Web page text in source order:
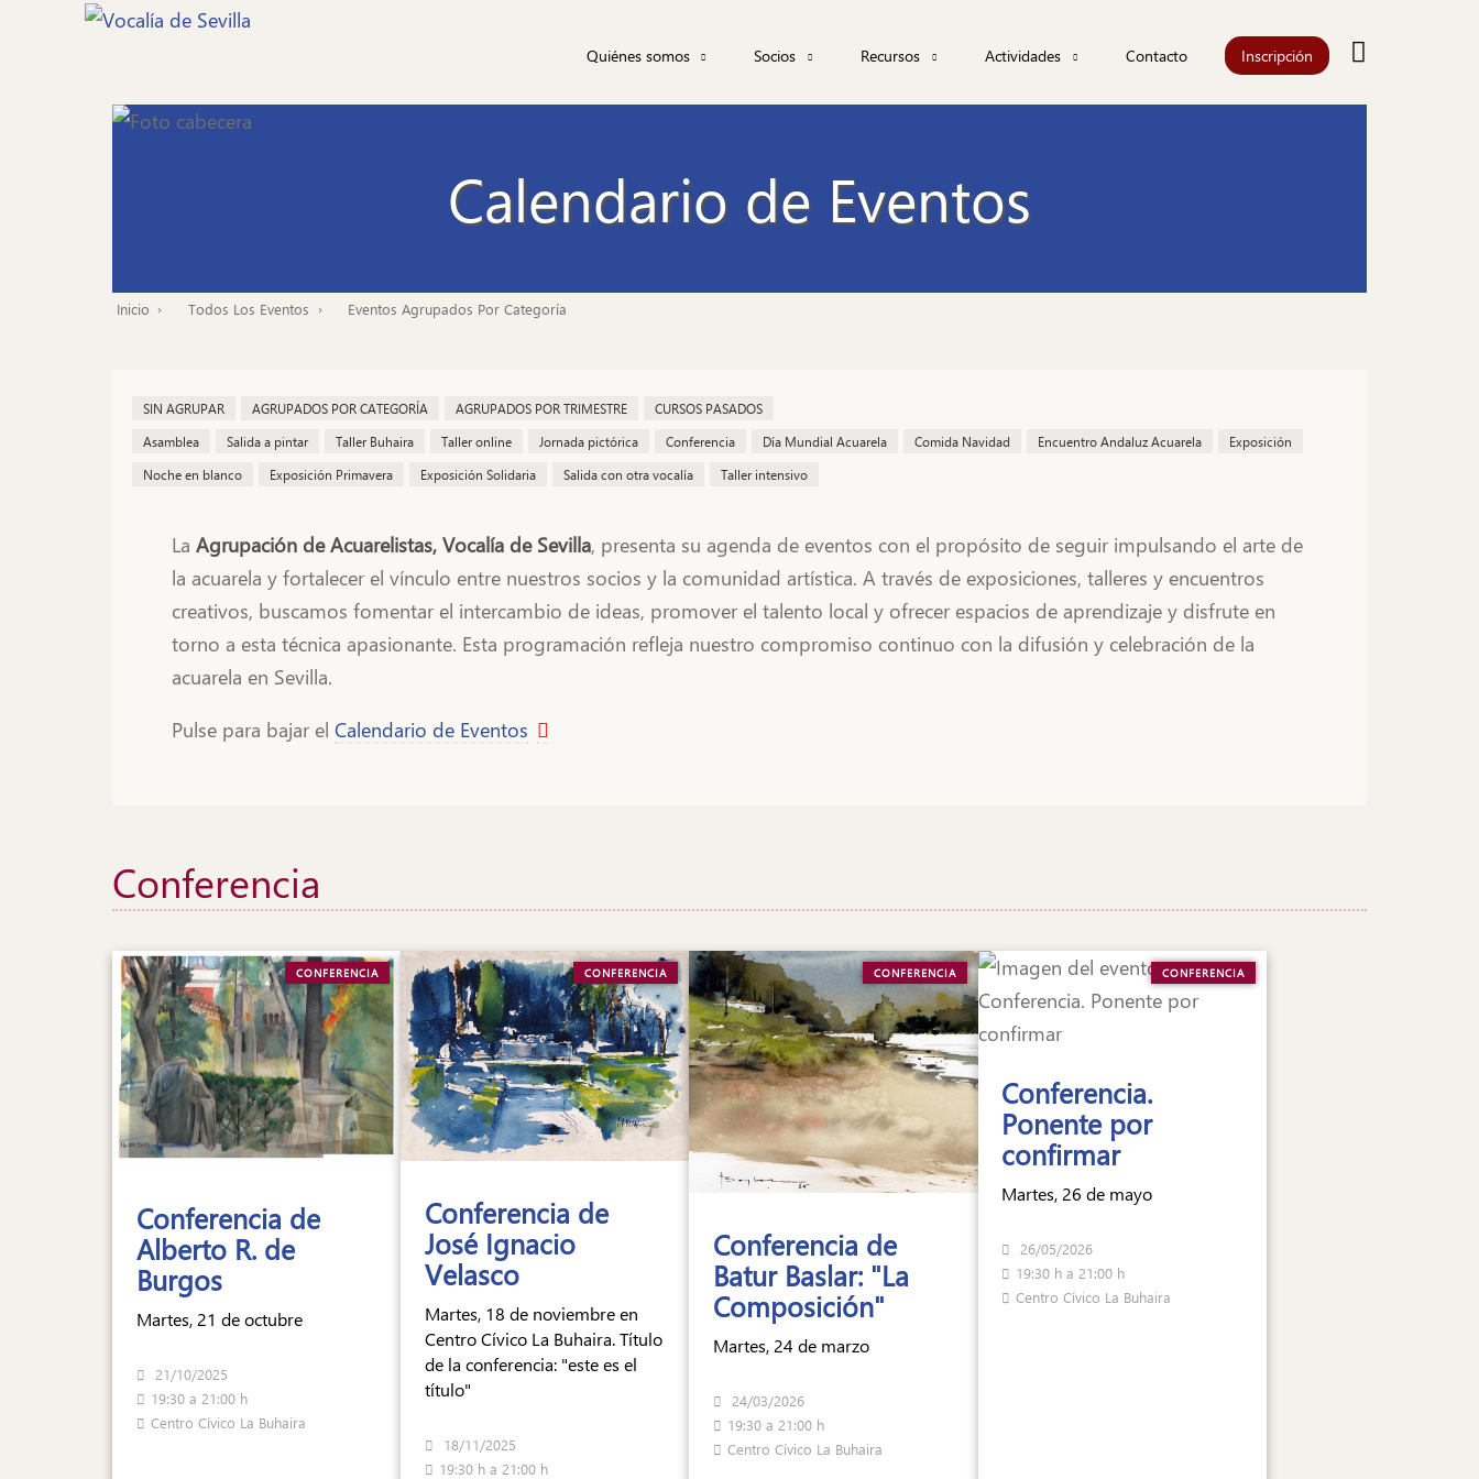
Navegación
principal
Quiénes somos
Socios
Recursos
Revista Acuarela Información
Actividades
Contacto Inscripción Buscar
Calendario de Eventos
Ruta
Inicio Todos Los Eventos Eventos Agrupados Por Categoría
SIN AGRUPAR AGRUPADOS POR CATEGORÍA AGRUPADOS POR TRIMESTRE
CURSOS PASADOS
Asamblea
Salida a pintar Taller Buhaira Taller online Jornada pictórica Conferencia Día Mundial Acuarela Comida Navidad Encuentro Andaluz Acuarela
Exposición
Noche en blanco
Exposición Primavera Exposición Solidaria Salida con otra vocalía Taller intensivo
La Agrupación de Acuarelistas, Vocalía de Sevilla, presenta su agenda de eventos con el propósito de seguir impulsando el arte de
la acuarela y fortalecer el vínculo entre nuestros socios y la comunidad artística. A través de exposiciones, talleres y encuentros
creativos, buscamos fomentar el intercambio de ideas, promover el talento local y ofrecer espacios de aprendizaje y disfrute en
torno a esta técnica apasionante. Esta programación refleja nuestro compromiso continuo con la difusión y celebración de la
acuarela en Sevilla.
Pulse para bajar el Calendario de Eventos
Conferencia
CONFERENCIA
Conferencia de
Alberto R. de
Burgos
Martes, 21 de octubre
21/10/2025
19:30 a 21:00 h
Centro Cívico La Buhaira
CONFERENCIA
Conferencia de
José Ignacio
Velasco
Martes, 18 de noviembre en
Centro Cívico La Buhaira. Título
de la conferencia: "este es el
título"
18/11/2025
19:30 h a 21:00 h
CONFERENCIA
Conferencia de
Batur Baslar: "La
Composición"
Martes, 24 de marzo
24/03/2026
19:30 a 21:00 h
Centro Cívico La Buhaira
CONFERENCIA
Conferencia.
Ponente por
confirmar
Martes, 26 de mayo
26/05/2026
19:30 h a 21:00 h
Centro Cívico La Buhaira